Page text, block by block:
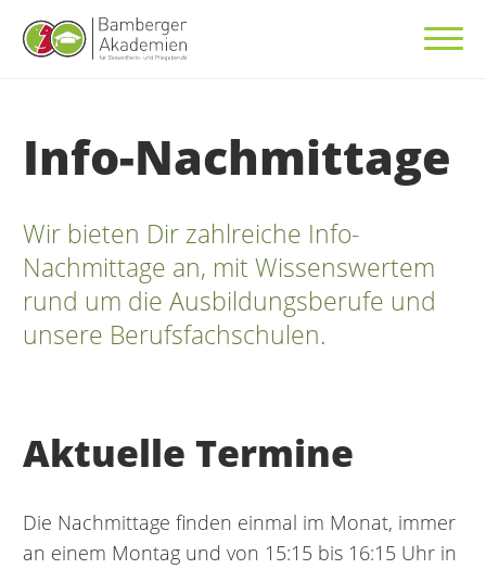
Info-Nachmittage
Wir bieten Dir zahlreiche Info-
Nachmittage an, mit Wissenswertem
rund um die Ausbildungsberufe und
unsere Berufsfachschulen.
Aktuelle Termine
Die Nachmittage finden einmal im Monat, immer
an einem Montag und von 15:15 bis 16:15 Uhr in